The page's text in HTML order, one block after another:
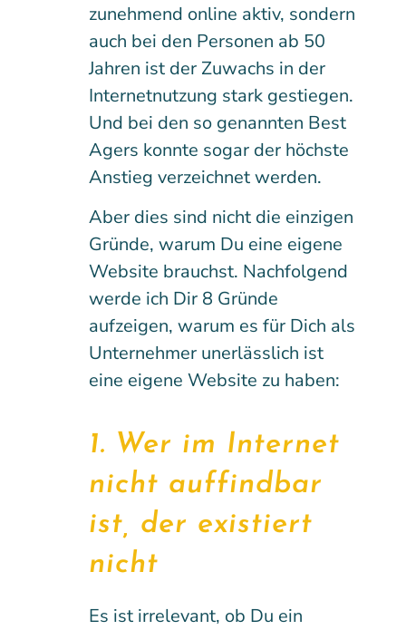
zunehmend online aktiv, sondern
auch bei den Personen ab 50
Jahren ist der Zuwachs in der
Internetnutzung stark gestiegen.
Und bei den so genannten Best
Agers konnte sogar der höchste
Anstieg verzeichnet werden.
Aber dies sind nicht die einzigen
Gründe, warum Du eine eigene
Website brauchst. Nachfolgend
werde ich Dir 8 Gründe
aufzeigen, warum es für Dich als
Unternehmer unerlässlich ist
eine eigene Website zu haben:
1. Wer im Internet
nicht auffindbar
ist, der existiert
nicht
Es ist irrelevant, ob Du ein